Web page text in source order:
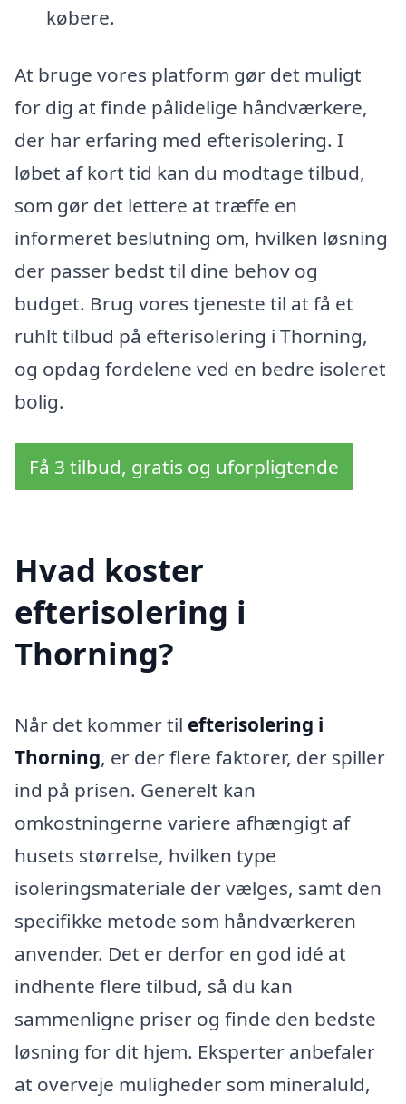
købere.
At bruge vores platform gør det muligt
for dig at finde pålidelige håndværkere,
der har erfaring med efterisolering. I
løbet af kort tid kan du modtage tilbud,
som gør det lettere at træffe en
informeret beslutning om, hvilken løsning
der passer bedst til dine behov og
budget. Brug vores tjeneste til at få et
ruhlt tilbud på efterisolering i Thorning,
og opdag fordelene ved en bedre isoleret
bolig.
Få 3 tilbud, gratis og uforpligtende
Hvad koster
efterisolering i
Thorning?
Når det kommer til efterisolering i
Thorning, er der flere faktorer, der spiller
ind på prisen. Generelt kan
omkostningerne variere afhængigt af
husets størrelse, hvilken type
isoleringsmateriale der vælges, samt den
specifikke metode som håndværkeren
anvender. Det er derfor en god idé at
indhente flere tilbud, så du kan
sammenligne priser og finde den bedste
løsning for dit hjem. Eksperter anbefaler
at overveje muligheder som mineraluld,